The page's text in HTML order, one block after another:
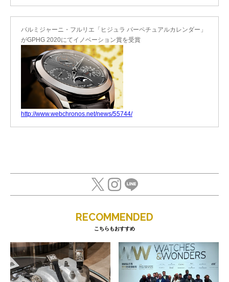
パルミジャーニ・フルリエ「ヒジュラ パーペチュアルカレンダー」
がGPHG 2020にてイノベーション賞を受賞
http://www.webchronos.net/news/55744/
RECOMMENDED
こちらもおすすめ